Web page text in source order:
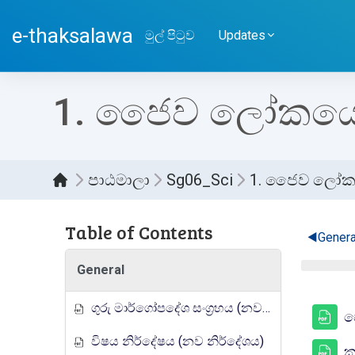
e-thaksalawa මුල් පිටුව Updates
1. ජෛව
පාඨමාලා Sg06_Sci 1. ජෛව
Table of Contents
General
ගුරු මාර්ගෝපදේශ සංග්‍රහය (නව නිර්දේශය)
විෂය නිර්දේෂය (නව නිර්දේශය)
◀︎